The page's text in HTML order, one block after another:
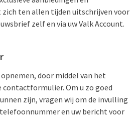
zich ten allen tijden uitschrijven voor
zelf en via uw Valk Account.
door middel van het
Om u zo goed
zijn, vragen wij om de invulling
en uw bericht voor